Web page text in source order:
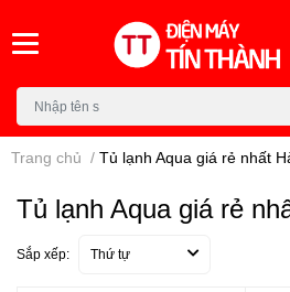
Trang chủ / Tủ lạnh Aqua giá rẻ nhất
Tủ lạnh Aqua giá rẻ
Sắp xếp: Thứ tự